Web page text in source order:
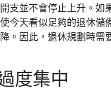
支並不會停止上升。如
今天看似足夠的退休儲
。因此，退休規劃時需
度集中